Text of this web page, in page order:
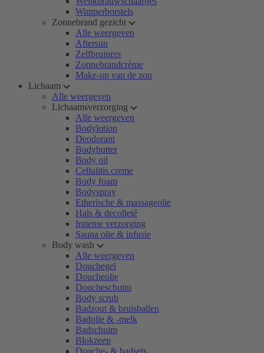
Wimperborstels
Zonnebrand gezicht
Alle weergeven
Aftersun
Zelfbruiners
Zonnebrandcrème
Make-up van de zon
Lichaam
Alle weergeven
Lichaamsverzorging
Alle weergeven
Bodylotion
Deodorant
Bodybutter
Body oil
Cellulitis creme
Body foam
Bodyspray
Etherische & massageolie
Hals & decolleté
Intieme verzorging
Sauna olie & infusie
Body wash
Alle weergeven
Douchegel
Doucheolie
Doucheschuim
Body scrub
Badzout & bruisballen
Badolie & -melk
Badschuim
Blokzeep
Douche- & badsets